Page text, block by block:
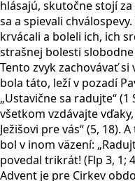
hlásajú, skutočne stojí
sa a spievali
krvácali a boleli ich, ich
strašnej bolesti
Tento zvyk zachovávať
bola táto, leží v pozadí
„Ustavične sa radujte“
všetkom vzdávajte
Ježišovi pre vás“ (5, 18).
bol v inom väzení:
povedal trikrát! (Flp 3, 1;
Advent je pre Cirkev